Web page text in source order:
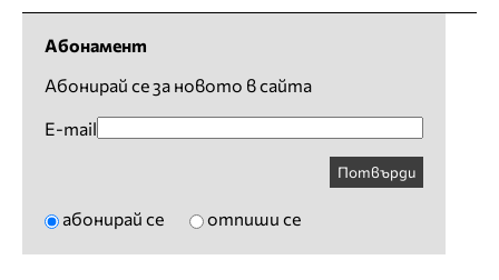
Абонамент
Абонирай се за новото в сайта
E-mail
Потвърди
абонирай се отпиши се